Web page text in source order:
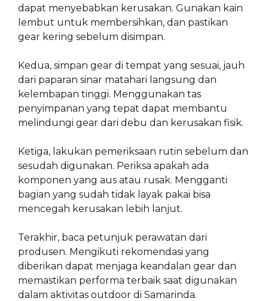
dapat menyebabkan kerusakan. Gunakan kain
lembut untuk membersihkan, dan pastikan
gear kering sebelum disimpan.
Kedua, simpan gear di tempat yang sesuai, jauh
dari paparan sinar matahari langsung dan
kelembapan tinggi. Menggunakan tas
penyimpanan yang tepat dapat membantu
melindungi gear dari debu dan kerusakan fisik.
Ketiga, lakukan pemeriksaan rutin sebelum dan
sesudah digunakan. Periksa apakah ada
komponen yang aus atau rusak. Mengganti
bagian yang sudah tidak layak pakai bisa
mencegah kerusakan lebih lanjut.
Terakhir, baca petunjuk perawatan dari
produsen. Mengikuti rekomendasi yang
diberikan dapat menjaga keandalan gear dan
memastikan performa terbaik saat digunakan
dalam aktivitas outdoor di Samarinda.